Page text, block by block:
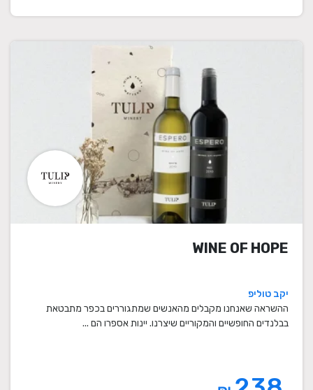
WINE OF HOPE
יקב טוליפ
ההשראה שאנחנו מקבלים מהאנשים שמתגוררים בכפר מתבטאת
בבלנדים החופשיים והמקוריים שיצרנו. יינות אספרו הם ...